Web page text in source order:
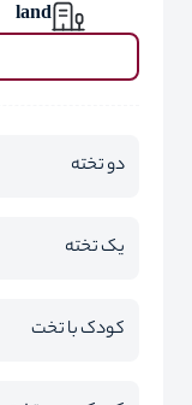
land
دو تخته
یک تخته
کودک با تخت